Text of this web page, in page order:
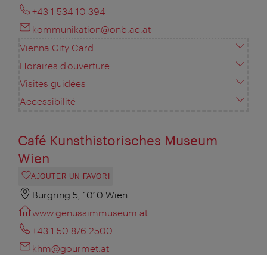
+43 1 534 10 394
kommunikation@onb.ac.at
Vienna City Card
Horaires d'ouverture
Visites guidées
Accessibilité
Café Kunsthistorisches Museum
Wien
AJOUTER UN FAVORI
Burgring 5, 1010 Wien
www.genussimmuseum.at
+43 1 50 876 2500
khm@gourmet.at